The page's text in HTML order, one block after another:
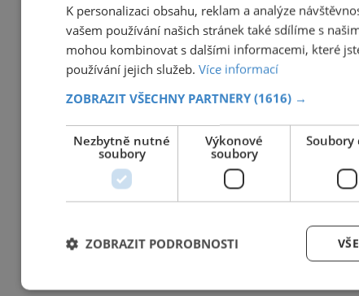
K personalizaci obsahu, reklam a analýze
vašem používání našich stránek také sdílíme s
mohou kombinovat s dalšími informacemi, které
používání jejich služeb. Více informací
ZOBRAZIT VŠECHNY PARTNERY (1616) →
Nezbytně nutné
soubory
Výkonové
soubory
Soubory
ZOBRAZIT PODROBNOSTI